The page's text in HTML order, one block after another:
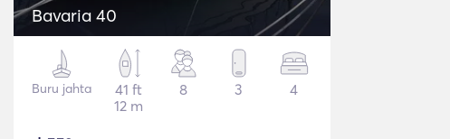
Bavaria 40
Buru jahta
41 ft
12 m
8 3 4